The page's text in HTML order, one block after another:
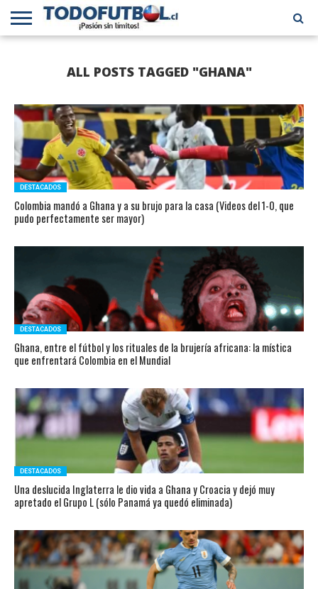
CHILENA
INTERNACIONAL
ALL POSTS TAGGED "GHANA"
DESTACADOS
Colombia mandó a Ghana y a su brujo para la casa (Videos del 1-0, que
pudo perfectamente ser mayor)
DESTACADOS
Ghana, entre el fútbol y los rituales de la brujería africana: la mística
que enfrentará Colombia en el Mundial
DESTACADOS
Una deslucida Inglaterra le dio vida a Ghana y Croacia y dejó muy
apretado el Grupo L (sólo Panamá ya quedó eliminada)